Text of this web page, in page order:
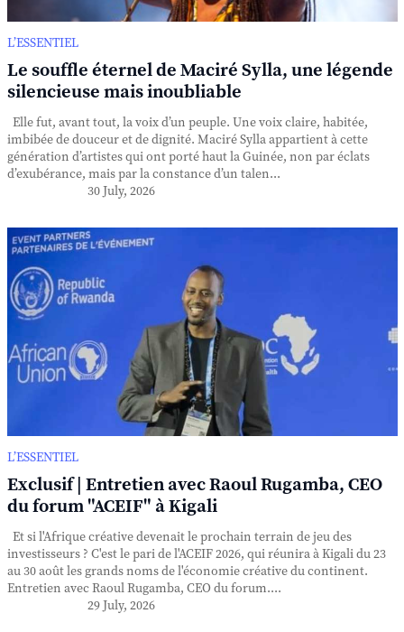
L’ESSENTIEL
Le souffle éternel de Maciré Sylla, une légende
silencieuse mais inoubliable
Elle fut, avant tout, la voix d’un peuple. Une voix claire, habitée,
imbibée de douceur et de dignité. Maciré Sylla appartient à cette
génération d’artistes qui ont porté haut la Guinée, non par éclats
d’exubérance, mais par la constance d’un talen...
30 July, 2026
L’ESSENTIEL
Exclusif | Entretien avec Raoul Rugamba, CEO
du forum "ACEIF" à Kigali
Et si l'Afrique créative devenait le prochain terrain de jeu des
investisseurs ? C'est le pari de l'ACEIF 2026, qui réunira à Kigali du 23
au 30 août les grands noms de l'économie créative du continent.
Entretien avec Raoul Rugamba, CEO du forum....
29 July, 2026